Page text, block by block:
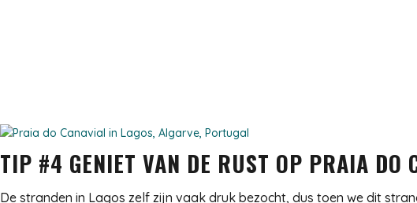
TIP #4 GENIET VAN DE RUST OP PRAIA DO
De stranden in Lagos zelf zijn vaak druk bezocht, dus toen we dit